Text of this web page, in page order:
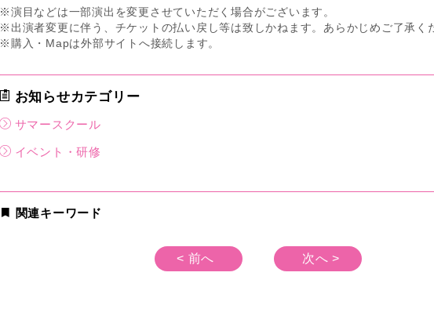
※演目などは一部演出を変更させていただく場合がございます。
※出演者変更に伴う、チケットの払い戻し等は致しかねます。あらかじめご了承く
※購入・Mapは外部サイトへ接続します。
お知らせカテゴリー
サマースクール
イベント・研修
関連キーワード
< 前へ 次へ >